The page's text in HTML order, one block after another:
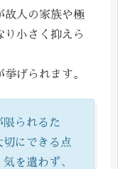
故人の家族や極
り小さく抑えら
げられます。
限られるた
にできる点
を遣わず、